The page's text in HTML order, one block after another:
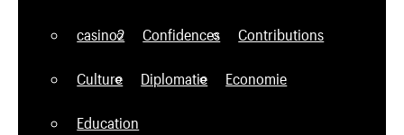
casino2 Confidences Contributions
Culture Diplomatie Economie
Education